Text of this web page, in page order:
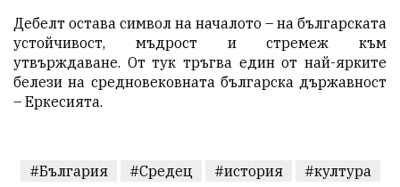
Дебелт остава символ на началото – на българската
устойчивост, мъдрост и стремеж към
утвърждаване. От тук тръгва един от най-ярките
белези на средновековната българска държавност
– Еркесията.
#България #Средец #история #култура